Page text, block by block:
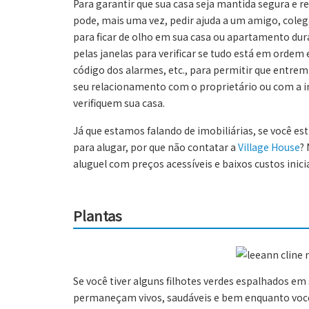
Para garantir que sua casa seja mantida segura
pode, mais uma vez, pedir ajuda a um amigo,
para ficar de olho em sua casa ou apartamento
pelas janelas para verificar se tudo está em
código dos alarmes, etc., para permitir que
seu relacionamento com o proprietário ou com a
verifiquem sua casa.
Já que estamos falando de imobiliárias, se você
para alugar, por que não contatar a Village House?
aluguel com preços acessíveis e baixos custos
Plantas
Se você tiver alguns filhotes verdes espalhados
permaneçam vivos, saudáveis e bem enquanto